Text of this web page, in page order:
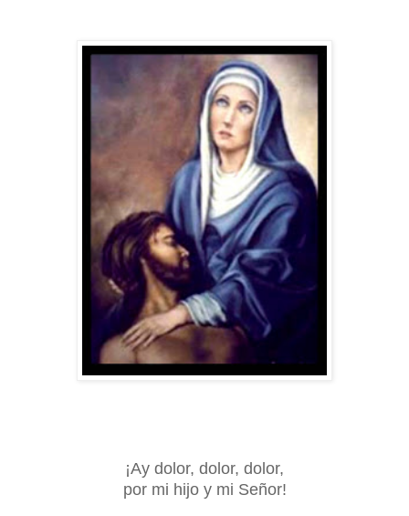
¡Ay dolor, dolor, dolor,
por mi hijo y mi Señor!